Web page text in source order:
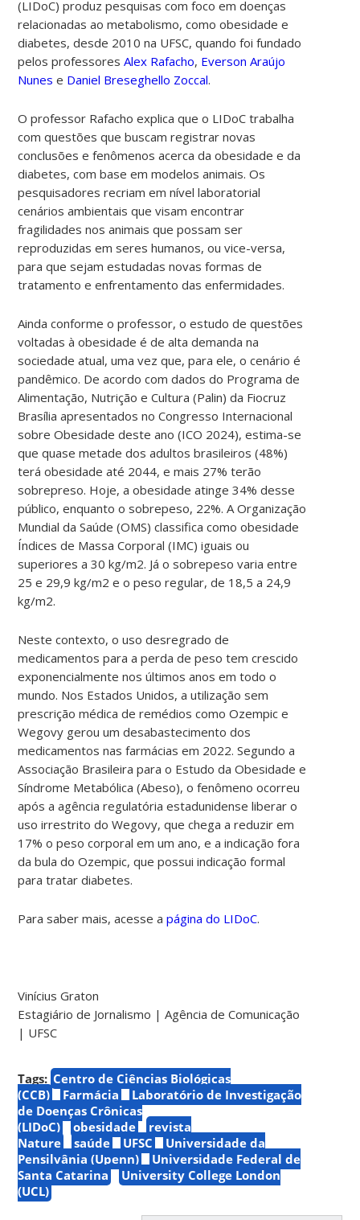
(LIDoC) produz pesquisas com foco em doenças
relacionadas ao metabolismo, como obesidade e
diabetes, desde 2010 na UFSC, quando foi fundado
pelos professoresAlex Rafacho, Everson Araújo
Nunes e Daniel Breseghello Zoccal.
O professor Rafacho explica que o LIDoC trabalha
com questões que buscamregistrar novas
conclusões e fenômenos acerca da obesidade e da
diabetes, com base em modelos animais. Os
pesquisadores recriam em nível laboratorial
cenários ambientais que visam encontrar
fragilidades nos animais que possam ser
reproduzidas em seres humanos, ou vice-versa,
para que sejam estudadas novas formas de
tratamento e enfrentamento das enfermidades.
Ainda conforme o professor, o estudo de questões
voltadas à obesidade é de alta demanda na
sociedade atual, uma vez que, para ele, o cenário é
pandêmico. De acordo com dados do Programa de
Alimentação, Nutrição e Cultura (Palin) da Fiocruz
Brasília apresentados no Congresso Internacional
sobre Obesidade deste ano (ICO 2024), estima-se
que quase metade dos adultos brasileiros (48%)
terá obesidade até 2044, e mais 27% terão
sobrepreso. Hoje, a obesidade atinge 34% desse
público, enquanto o sobrepeso, 22%. A Organização
Mundial da Saúde (OMS) classifica como obesidade
Índices de Massa Corporal (IMC) iguais ou
superiores a 30 kg/m2. Já o sobrepeso varia entre
25 e 29,9 kg/m2 e o peso regular, de 18,5 a 24,9
kg/m2.
Neste contexto, o uso desregrado de
medicamentos para a perda de peso tem crescido
exponencialmente nos últimos anos em todo o
mundo. Nos Estados Unidos, a utilização sem
prescrição médica de remédios como Ozempic e
Wegovy gerou um desabastecimento dos
medicamentos nas farmácias em 2022. Segundo a
Associação Brasileira para o Estudo da Obesidade e
Síndrome Metabólica (Abeso), o fenômeno ocorreu
após a agência regulatória estadunidense liberar o
uso irrestrito do Wegovy, que chega a reduzir em
17% o peso corporal em um ano, e a indicação fora
da bula do Ozempic, que possui indicação formal
para tratar diabetes.
Para saber mais, acesse apágina do LIDoC.
Vinícius Graton
Estagiário de Jornalismo | Agência de Comunicação
| UFSC
Tags: Centro de Ciências Biológicas
(CCB)
Farmácia
Laboratório de Investigação
de Doenças Crônicas
(LIDoC)
obesidade
revista
Nature
saúde UFSC
Universidade da
Pensilvânia (Upenn)
Universidade Federal de
Santa Catarina
University College London
(UCL)